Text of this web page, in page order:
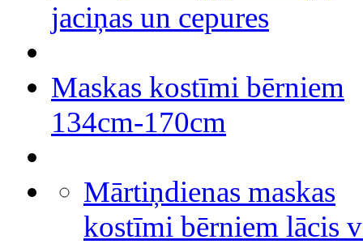
jaciņas un cepures
Maskas kostīmi bērniem
134cm-170cm
Mārtiņdienas maskas
kostīmi bērniem lācis